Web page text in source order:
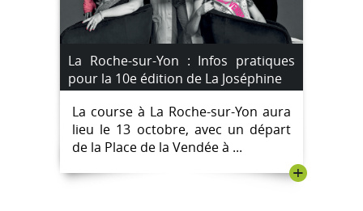
La Roche-sur-Yon : Infos pratiques
pour la 10e édition de La Joséphine
La course à La Roche-sur-Yon aura
lieu le 13 octobre, avec un départ
de la Place de la Vendée à ...
+